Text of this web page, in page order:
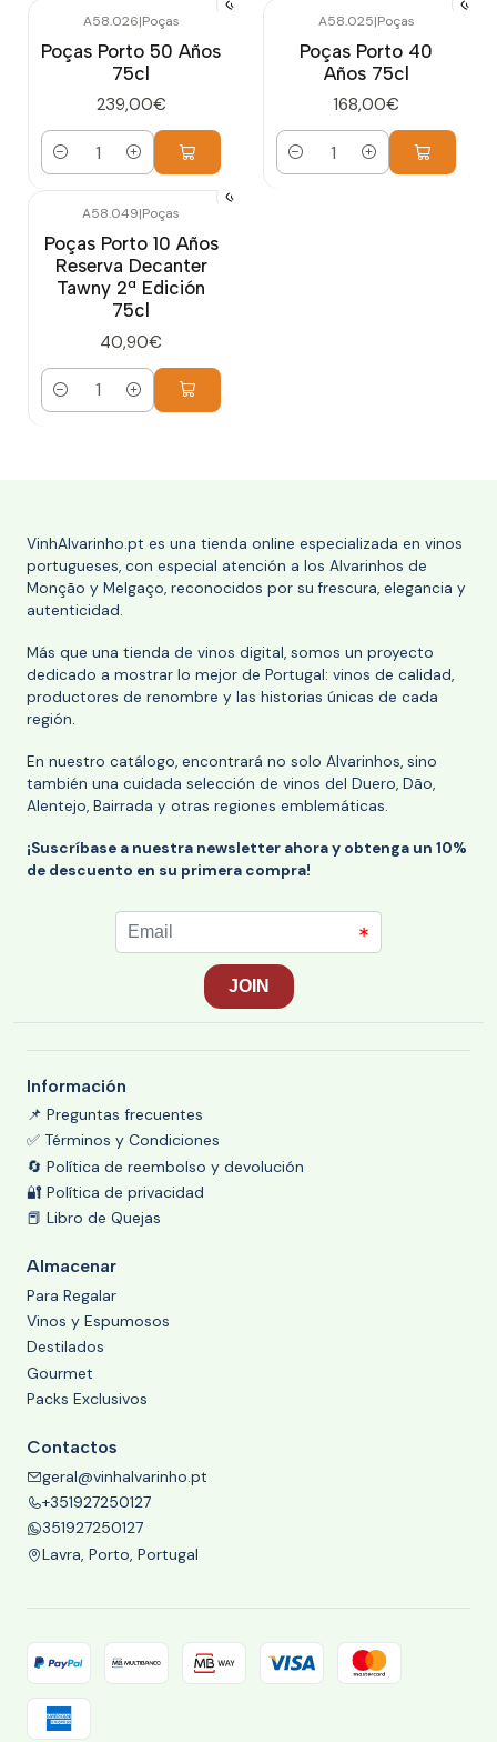
A58.026|Poças
Poças Porto 50 Años
75cl
239,00€
Cantidad
A58.025|Poças
Poças Porto 40
Años 75cl
168,00€
Cantidad
A58.049|Poças
Poças Porto 10 Años
Reserva Decanter
Tawny 2ª Edición
75cl
40,90€
Cantidad
VinhAlvarinho.pt es una tienda online especializada en vinos
portugueses, con especial atención a los Alvarinhos de
Monção y Melgaço, reconocidos por su frescura, elegancia y
autenticidad.
Más que una tienda de vinos digital, somos un proyecto
dedicado a mostrar lo mejor de Portugal: vinos de calidad,
productores de renombre y las historias únicas de cada
región.
En nuestro catálogo, encontrará no solo Alvarinhos, sino
también una cuidada selección de vinos del Duero, Dão,
Alentejo, Bairrada y otras regiones emblemáticas.
¡Suscríbase a nuestra newsletter ahora y obtenga un 10%
de descuento en su primera compra!
Información
📌 Preguntas frecuentes
✅ Términos y Condiciones
🔄 Política de reembolso y devolución
🔐 Política de privacidad
📕 Libro de Quejas
Almacenar
Para Regalar
Vinos y Espumosos
Destilados
Gourmet
Packs Exclusivos
Contactos
geral@vinhalvarinho.pt
+351927250127
351927250127
Lavra, Porto, Portugal